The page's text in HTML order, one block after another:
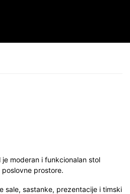
je moderan i funkcionalan stol
prostore.
sale, sastanke, prezentacije i timski